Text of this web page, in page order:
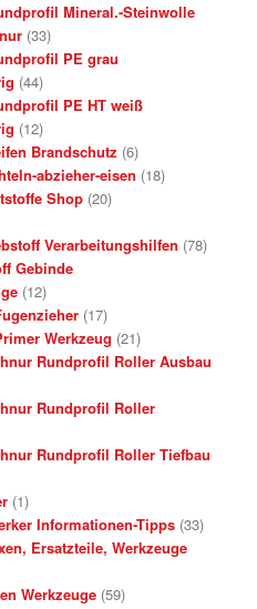
Mineral.-Steinwolle
(33)
PE grau
(44)
PE HT weiß
(12)
Brandschutz (6)
abzieher-eisen (18)
Shop (20)
Verarbeitungshilfen (78)
Gebinde
(12)
(17)
Werkzeug (21)
Rundprofil Roller Ausbau
Rundprofil Roller
Rundprofil Roller Tiefbau
(1)
Informationen-Tipps (33)
Ersatzteile, Werkzeuge
Werkzeuge (59)